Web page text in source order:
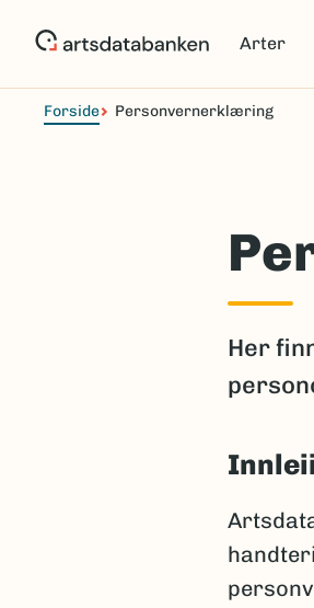
Arter
Forside Personvernerklæring
Her